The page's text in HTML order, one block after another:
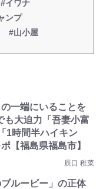
#イワナ
ンプ
#山小屋
一端にいることを
も大迫力「吾妻小富
1時間半ハイキン
【福島県福島市】
辰口 稚菜
ルービー」の正体